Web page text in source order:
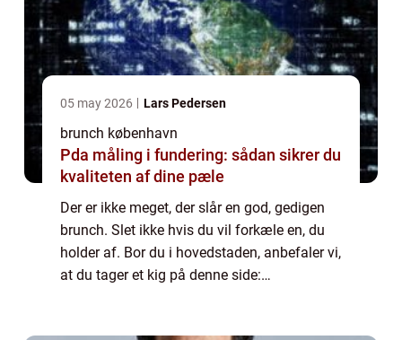
05 may 2026 Lars Pedersen
brunch københavn
Pda måling i fundering: sådan sikrer du
kvaliteten af dine pæle
Der er ikke meget, der slår en god, gedigen
brunch. Slet ikke hvis du vil forkæle en, du
holder af. Bor du i hovedstaden, anbefaler vi,
at du tager et kig på denne side: